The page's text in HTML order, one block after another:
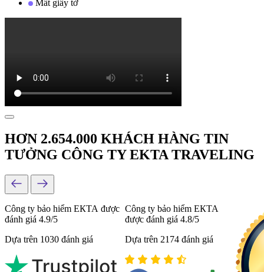
Mất giấy tờ
HƠN 2.654.000 KHÁCH HÀNG TIN
TƯỞNG CÔNG TY EKTA TRAVELING
Công ty bảo hiểm ЕКТА được
đánh giá 4.9/5
Dựa trên 1030 đánh giá
Công ty bảo hiểm ЕКТА
được đánh giá 4.8/5
Dựa trên 2174 đánh giá